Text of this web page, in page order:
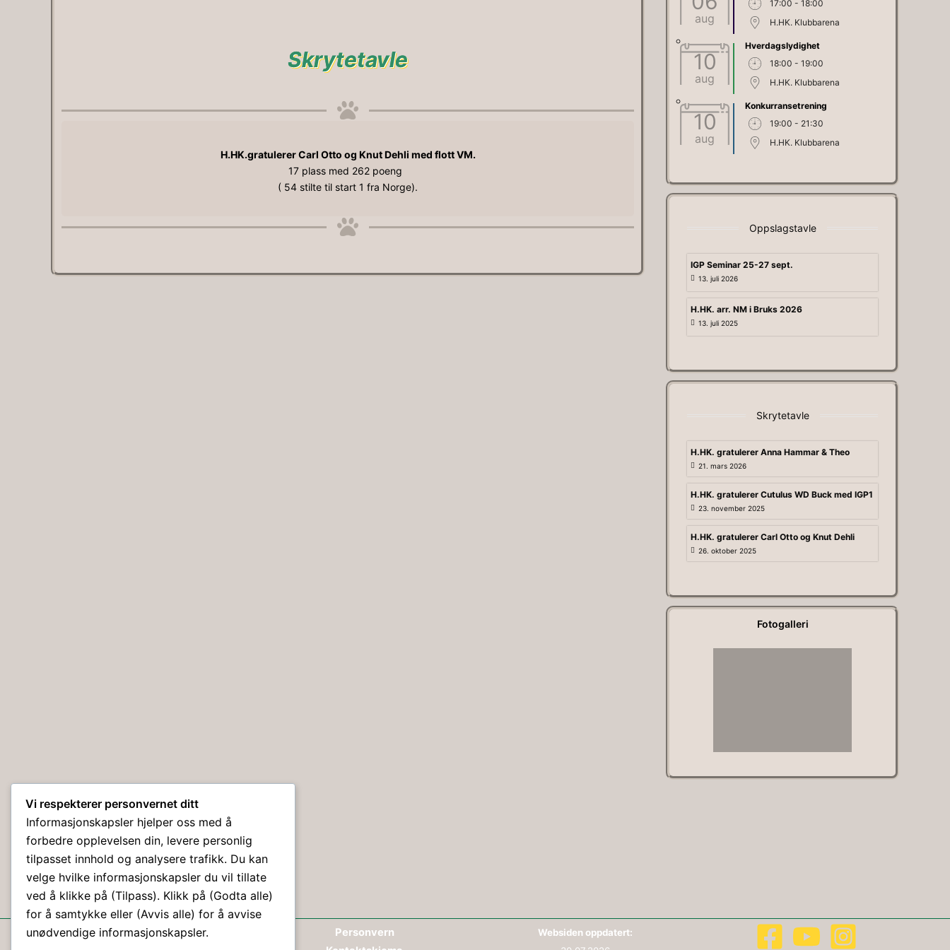
Skrytetavle
H.HK.gratulerer Carl Otto og Knut Dehli med flott VM.
17 plass med 262 poeng
( 54 stilte til start 1 fra Norge).
aug
17:00 - 18:00
H.HK. Klubbarena
10
aug
Hverdagslydighet
18:00 - 19:00
H.HK. Klubbarena
10
aug
Konkurransetrening
19:00 - 21:30
H.HK. Klubbarena
Oppslagstavle
IGP Seminar 25-27 sept.
13. juli 2026
H.HK. arr. NM i Bruks 2026
13. juli 2025
Skrytetavle
H.HK. gratulerer Anna Hammar & Theo
21. mars 2026
H.HK. gratulerer Cutulus WD Buck med IGP1
23. november 2025
H.HK. gratulerer Carl Otto og Knut Dehli
26. oktober 2025
Fotogalleri
© Holmestrand Hundeklubb 2026 ©
Personvern
Websiden oppdatert:
Vi respekterer personvernet ditt
Informasjonskapsler hjelper oss med å
forbedre opplevelsen din, levere personlig
tilpasset innhold og analysere trafikk. Du kan
velge hvilke informasjonskapsler du vil tillate
ved å klikke på (Tilpass). Klikk på (Godta alle)
for å samtykke eller (Avvis alle) for å avvise
unødvendige informasjonskapsler.